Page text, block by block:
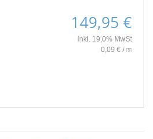
149,95 €
inkl. 19,0% MwSt
0,09 € / m